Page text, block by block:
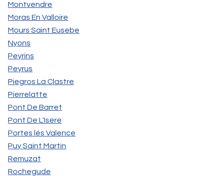
Montvendre
Moras En Valloire
Mours Saint Eusebe
Nyons
Peyrins
Peyrus
Piegros La Clastre
Pierrelatte
Pont De Barret
Pont De L'Isere
Portes lès Valence
Puy Saint Martin
Remuzat
Rochegude